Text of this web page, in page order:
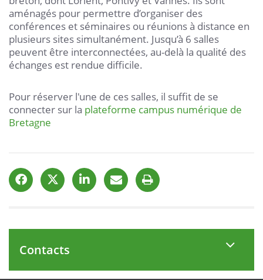
aménagés pour permettre d’organiser des
conférences et séminaires ou réunions à distance en
plusieurs sites simultanément. Jusqu’à 6 salles
peuvent être interconnectées, au-delà la qualité des
échanges est rendue difficile.
Pour réserver l'une de ces salles, il suffit de se
connecter sur la plateforme campus numérique de
Bretagne
Contacts